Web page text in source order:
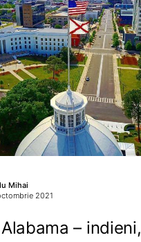
Mihai
2021
– indieni,